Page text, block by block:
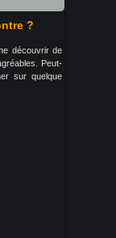
?
découvrir de
Peut-
sur quelque